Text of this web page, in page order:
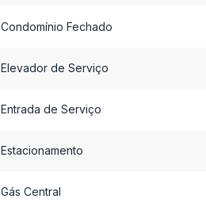
Condomínio Fechado
Elevador de Serviço
Entrada de Serviço
Estacionamento
Gás Central